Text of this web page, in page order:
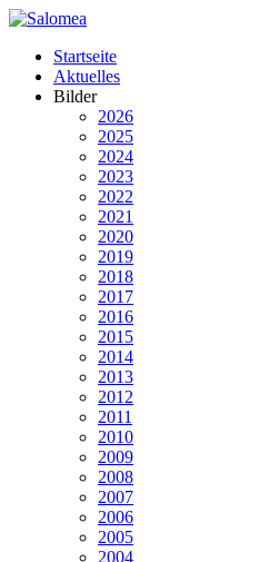
Startseite
Aktuelles
Bilder
2026
2025
2024
2023
2022
2021
2020
2019
2018
2017
2016
2015
2014
2013
2012
2011
2010
2009
2008
2007
2006
2005
2004